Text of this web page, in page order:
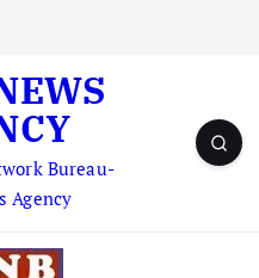
Bureau-
Agency